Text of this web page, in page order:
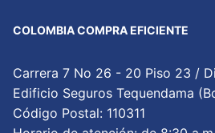
COLOMBIA COMPRA EFICIENTE
Carrera 7 No 26 - 20 Piso 23 /
Edificio Seguros Tequendama
Código Postal: 110311